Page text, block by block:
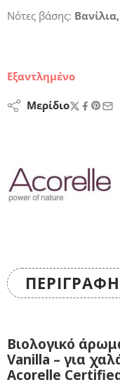
Νότες βάσης:
Εξαντλημένο
Μερίδιο
ΠΕΡΙΓΡΑΦΉ
Βιολογικό
Vanilla – για
Acorelle